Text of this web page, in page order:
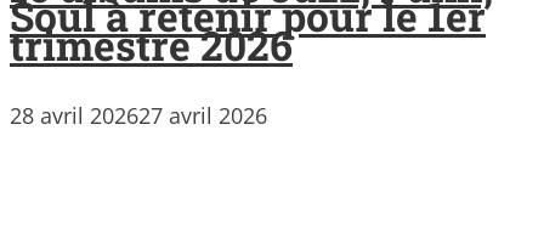
Soul à retenir pour le 1er
trimestre 2026
28 avril 202627 avril 2026